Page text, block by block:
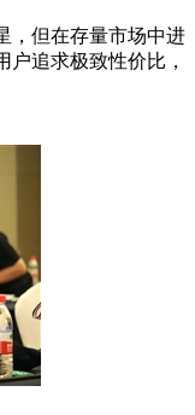
，但在存量市场中进
追求极致性价比，